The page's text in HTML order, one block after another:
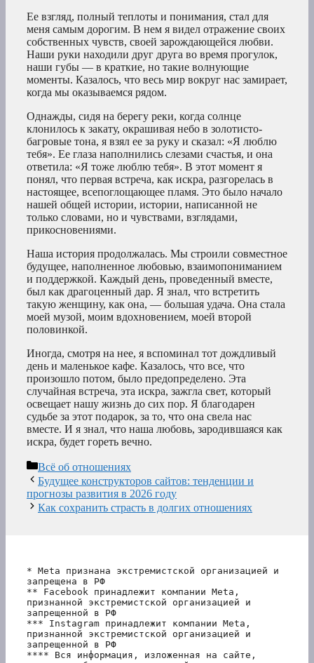
Ее взгляд, полный теплоты и понимания, стал для
меня самым дорогим. В нем я видел отражение своих
собственных чувств, своей зарождающейся любви.
Наши руки находили друг друга во время прогулок,
наши губы — в краткие, но такие волнующие
моменты. Казалось, что весь мир вокруг нас замирает,
когда мы оказываемся рядом.
Однажды, сидя на берегу реки, когда солнце
клонилось к закату, окрашивая небо в золотисто-
багровые тона, я взял ее за руку и сказал: «Я люблю
тебя». Ее глаза наполнились слезами счастья, и она
ответила: «Я тоже люблю тебя». В этот момент я
понял, что первая встреча, как искра, разгорелась в
настоящее, всепоглощающее пламя. Это было начало
нашей общей истории, истории, написанной не
только словами, но и чувствами, взглядами,
прикосновениями.
Наша история продолжалась. Мы строили совместное
будущее, наполненное любовью, взаимопониманием
и поддержкой. Каждый день, проведенный вместе,
был как драгоценный дар. Я знал, что встретить
такую женщину, как она, — большая удача. Она стала
моей музой, моим вдохновением, моей второй
половинкой.
Иногда, смотря на нее, я вспоминал тот дождливый
день и маленькое кафе. Казалось, что все, что
произошло потом, было предопределено. Эта
случайная встреча, эта искра, зажгла свет, который
освещает нашу жизнь до сих пор. Я благодарен
судьбе за этот подарок, за то, что она свела нас
вместе. И я знал, что наша любовь, зародившаяся как
искра, будет гореть вечно.
Рубрики
Всё об отношениях
Будущее конструкторов сайтов: тенденции и
прогнозы развития в 2026 году
Как сохранить страсть в долгих отношениях
* Meta признана экстремистской организацией и
запрещена в РФ
** Facebook принадлежит компании Meta,
признанной экстремистской организацией и
запрещенной в РФ
*** Instagram принадлежит компании Meta,
признанной экстремистской организацией и
запрещенной в РФ
**** Вся информация, изложенная на сайте,